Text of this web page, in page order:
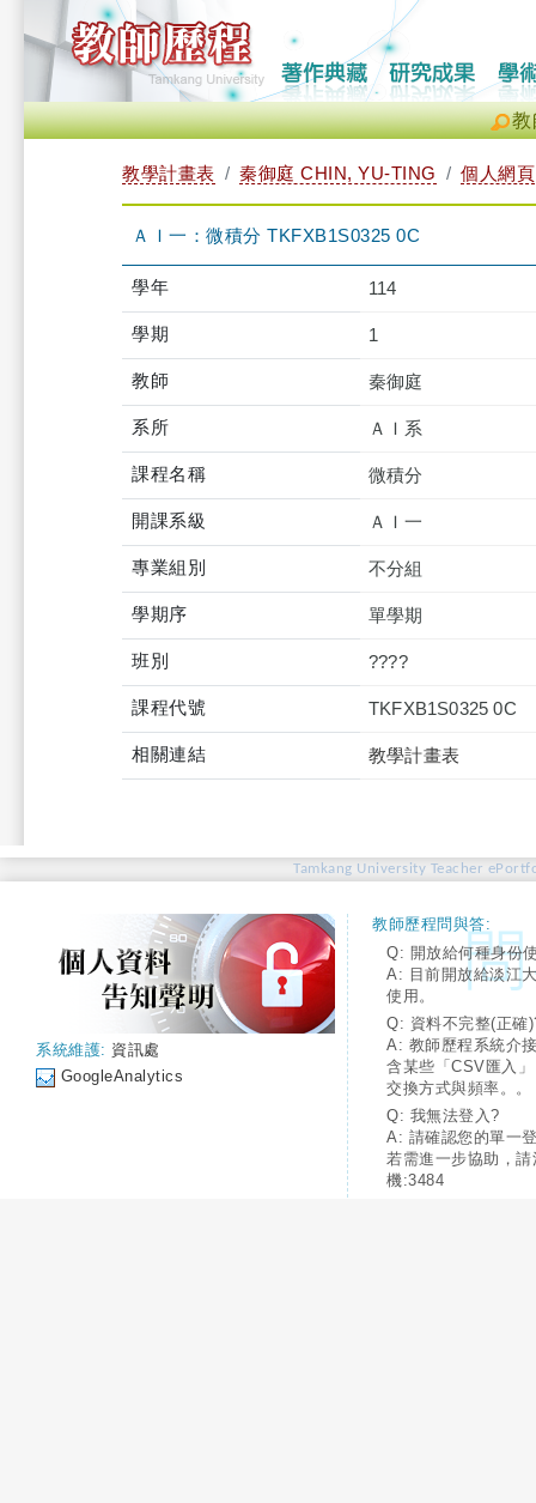
教
教學計畫表 秦御庭 CHIN, YU-TING 個人網頁
ＡＩ一：微積分 TKFXB1S0325 0C
學年 114
學期 1
教師 秦御庭
系所 ＡＩ系
課程名稱 微積分
開課系級 ＡＩ一
專業組別 不分組
學期序 單學期
班別 ????
課程代號 TKFXB1S0325 0C
相關連結 教學計畫表
Tamkang University Teacher
系統維護: 資訊處
GoogleAnalytics
教師歷程問與答:
Q: 開放給何種身份
A: 目前開放給淡江
使用。
Q: 資料不完整(正確
A: 教師歷程系統介
含某些「CSV匯入
交換方式與頻率。。
Q: 我無法登入?
A: 請確認您的單一
若需進一步協助，
機:3484